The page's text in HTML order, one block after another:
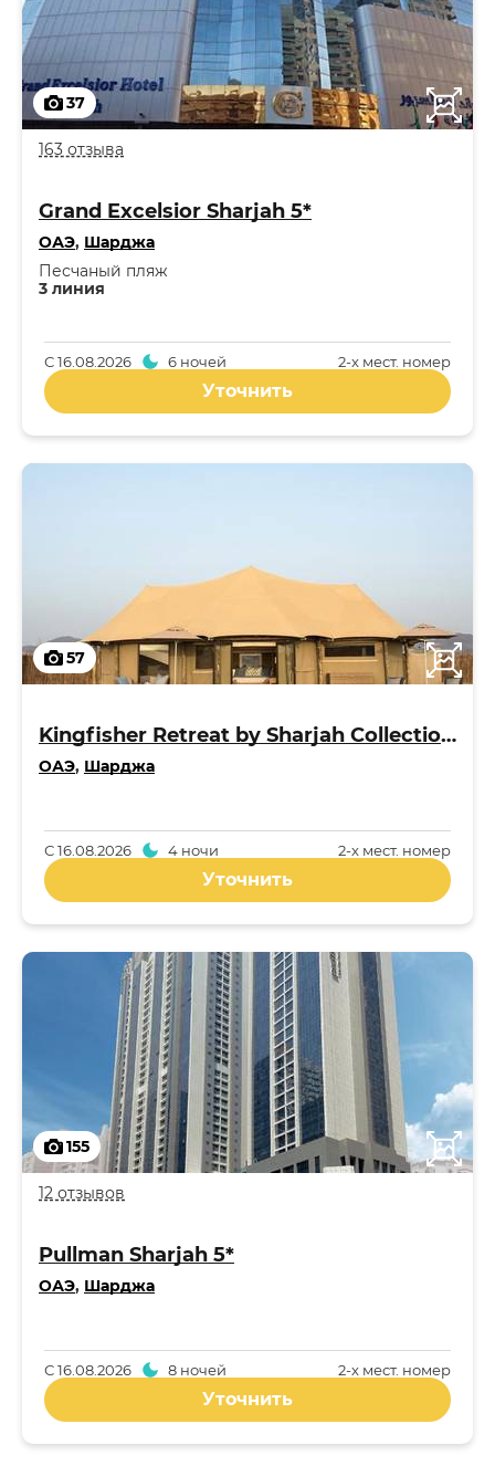
37
163 отзыва
Grand Excelsior Sharjah 5*
ОАЭ, Шарджа
3 линия
Песчаный пляж
2-x мест. номер
С16.08.2026 6 ночей
Уточнить
57
Kingfisher Retreat by Sharjah Collection 5*
ОАЭ, Шарджа
2-x мест. номер
С16.08.2026 4 ночи
Уточнить
155
12 отзывов
Pullman Sharjah 5*
ОАЭ, Шарджа
2-x мест. номер
С16.08.2026 8 ночей
Уточнить